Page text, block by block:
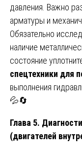
давления. Важно
арматуры и
Обязательно
наличие
состояние
спецтехники для
выполнения
💦🔄
Глава 5.
(двигателей